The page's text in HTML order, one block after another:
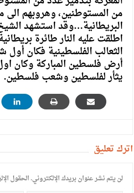
من المستوطنين، وهروبهم الى
البريطانية…وقد استشهد
اطلقت عليه النار طائرة
الثعالب الفلسطينية فكان أول
أرض فلسطين المباركة وكان
يثأر لفلسطين وشعب فلسطين.
أترك تعليق
لن يتم نشر عنوان بريدك الإلكتروني.الحقول